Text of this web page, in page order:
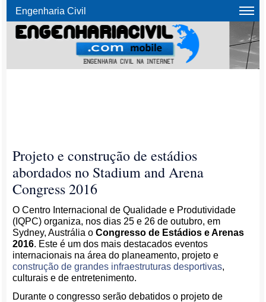
Engenharia Civil
Projeto e construção de estádios
abordados no Stadium and Arena
Congress 2016
O Centro Internacional de Qualidade e Produtividade
(IQPC) organiza, nos dias 25 e 26 de outubro, em
Sydney, Austrália oCongresso de Estádios e Arenas
2016. Este é um dos mais destacados eventos
internacionais na área do planeamento, projeto e
construção de grandes infraestruturas desportivas,
culturais e de entretenimento.
Durante o congresso serão debatidos o projeto de